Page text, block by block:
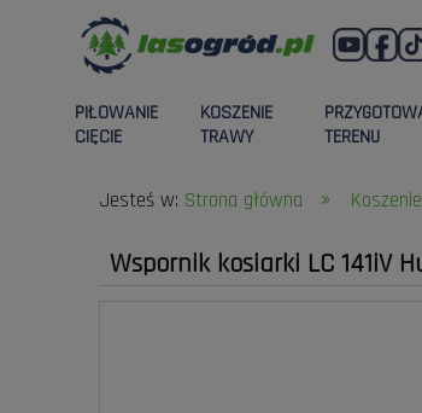
PIŁOWANIE
CIĘCIE
KOSZENIE
TRAWY
TERENU
Jesteś w: Strona główna »
Wspornik kosiarki LC 141iV